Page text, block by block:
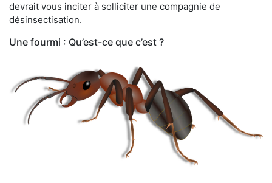
devrait vous inciter à solliciter une compagnie de
désinsectisation.
Une fourmi : Qu’est-ce que c’est ?